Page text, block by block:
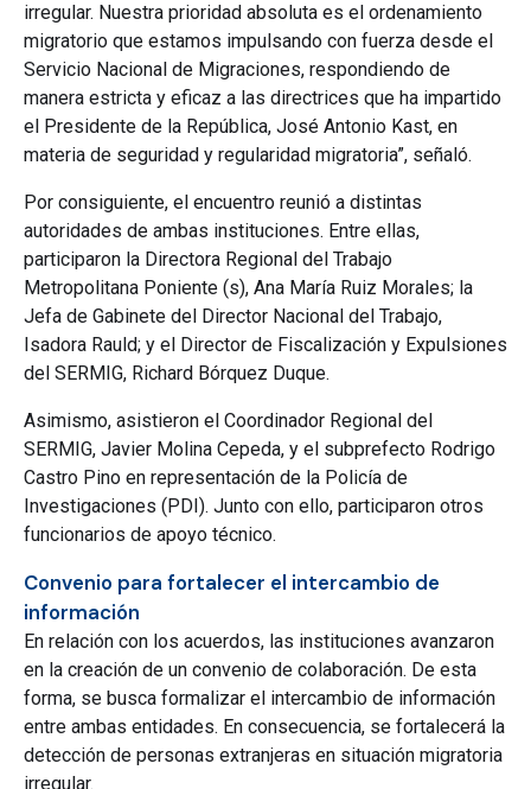
irregular. Nuestra prioridad absoluta es el ordenamiento
migratorio que estamos impulsando con fuerza desde el
Servicio Nacional de Migraciones, respondiendo de
manera estricta y eficaz a las directrices que ha impartido
el Presidente de la República, José Antonio Kast, en
materia de seguridad y regularidad migratoria”, señaló.
Por consiguiente, el encuentro reunió a distintas
autoridades de ambas instituciones. Entre ellas,
participaron la Directora Regional del Trabajo
Metropolitana Poniente (s), Ana María Ruiz Morales; la
Jefa de Gabinete del Director Nacional del Trabajo,
Isadora Rauld; y el Director de Fiscalización y Expulsiones
del SERMIG, Richard Bórquez Duque.
Asimismo, asistieron el Coordinador Regional del
SERMIG, Javier Molina Cepeda, y el subprefecto Rodrigo
Castro Pino en representación de la Policía de
Investigaciones (PDI). Junto con ello, participaron otros
funcionarios de apoyo técnico.
Convenio para fortalecer el intercambio de
información
En relación con los acuerdos, las instituciones avanzaron
en la creación de un convenio de colaboración. De esta
forma, se busca formalizar el intercambio de información
entre ambas entidades. En consecuencia, se fortalecerá la
detección de personas extranjeras en situación migratoria
irregular.